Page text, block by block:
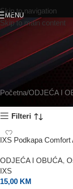
Skip to navigation
Skip to main content
MENU
Početna ODJEĆA I
Filteri
IXS Podkapa Comfort
ODJEĆA I OBUĆA,
IXS
15,00 KM